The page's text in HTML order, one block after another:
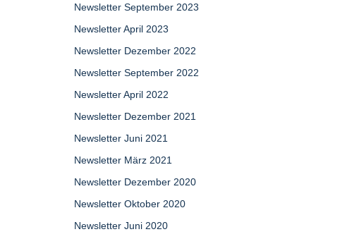
Newsletter September 2023
Newsletter April 2023
Newsletter Dezember 2022
Newsletter September 2022
Newsletter April 2022
Newsletter Dezember 2021
Newsletter Juni 2021
Newsletter März 2021
Newsletter Dezember 2020
Newsletter Oktober 2020
Newsletter Juni 2020